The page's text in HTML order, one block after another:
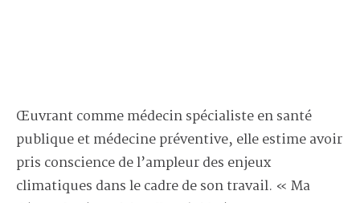
Œuvrant comme médecin spécialiste en santé
publique et médecine préventive, elle estime avoir
pris conscience de l’ampleur des enjeux
climatiques dans le cadre de son travail. « Ma